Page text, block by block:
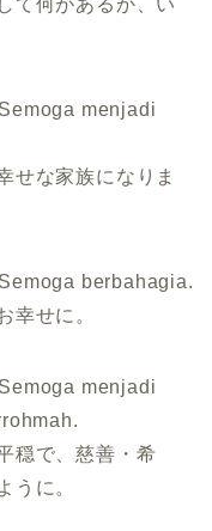
て何があるか、い
menjadi
せな家族になりま
berbahagia.
幸せに。
menjadi
穏で、慈善・希
うに。